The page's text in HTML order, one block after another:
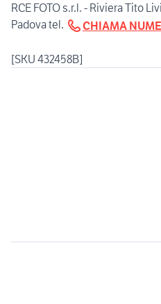
RCE FOTO s.r.l. - Riviera Tito
Padova tel.
CHIAMA
[SKU 432458B]